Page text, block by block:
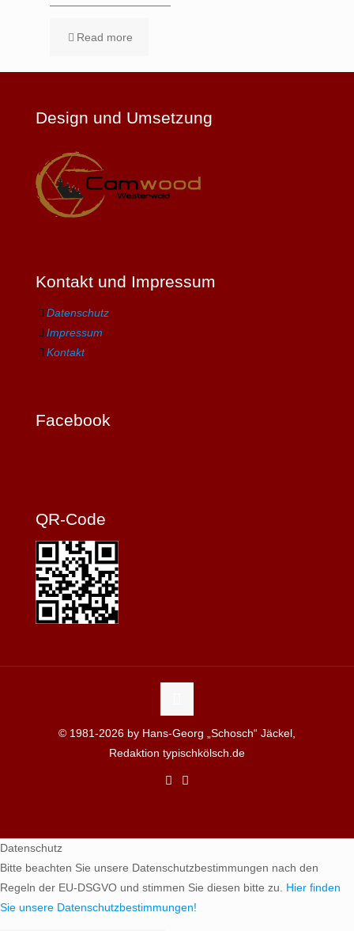
Read more
Design und Umsetzung
Kontakt und Impressum
Datenschutz
Impressum
Kontakt
Facebook
QR-Code
© 1981-2026 by Hans-Georg „Schosch“ Jäckel,
Redaktion typischkölsch.de
Datenschutz
Bitte beachten Sie unsere Datenschutzbestimmungen nach den
Regeln der EU-DSGVO und stimmen Sie diesen bitte zu. Hier finden
Sie unsere Datenschutzbestimmungen!